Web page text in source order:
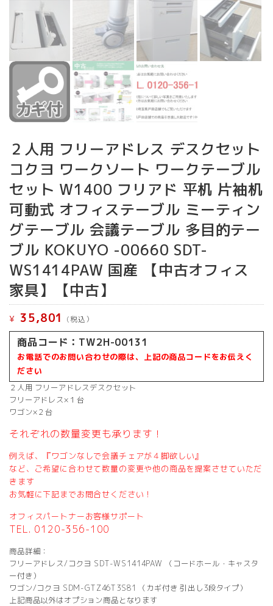
２人用 フリーアドレス デスクセット
コクヨ ワークソート ワークテーブル
セット W1400 フリアド 平机 片袖机
可動式 オフィステーブル ミーティン
グテーブル 会議テーブル 多目的テー
ブル KOKUYO -00660 SDT-
WS1414PAW 国産 【中古オフィス
家具】【中古】
¥ 35,801 (税込）
商品コード：TW2H-00131
お電話でのお問い合わせの際は、上記の商品コードをお伝えく
ださい
２人用 フリーアドレスデスクセット
フリーアドレス×１台
ワゴン×２台
それぞれの数量変更も承ります！
例えば、『ワゴンなしで会議チェアが４脚欲しい』
など、ご希望に合わせて数量の変更や他の商品を提案させていただ
きます
お気軽に下記までお問合せください！
オフィスパートナーお客様サポート
TEL. 0120-356-100
商品詳細：
フリーアドレス/コクヨ SDT-WS1414PAW （コードホール・キャスタ
ー付き）
ワゴン/コクヨ SDM-GTZ46T3S81 （カギ付き 引出し3段タイプ）
上記商品以外はオプション商品となります